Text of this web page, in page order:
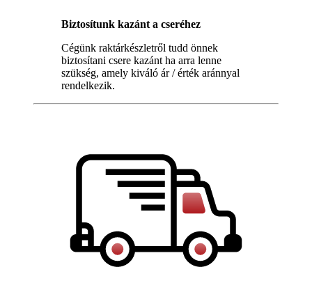
Biztosítunk kazánt a cseréhez
Cégünk raktárkészletről tudd önnek
biztosítani csere kazánt ha arra lenne
szükség, amely kiváló ár / érték aránnyal
rendelkezik.